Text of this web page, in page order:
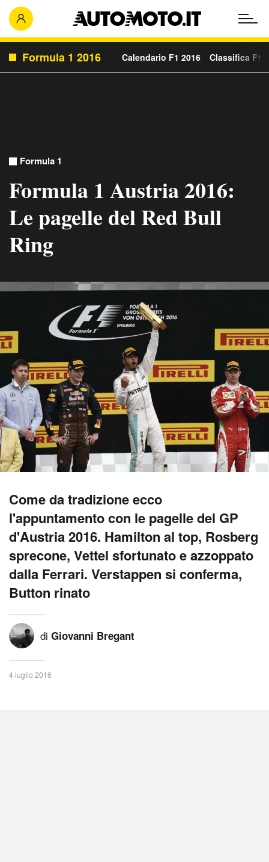
Formula 1 2016 Calendario F1 2016 Classifica F1
Formula 1
Formula 1 Austria 2016:
Le pagelle del Red Bull
Ring
Come da tradizione ecco
l'appuntamento con le pagelle del GP
d'Austria 2016. Hamilton al top, Rosberg
sprecone, Vettel sfortunato e azzoppato
dalla Ferrari. Verstappen si conferma,
Button rinato
di Giovanni Bregant
4 luglio 2016